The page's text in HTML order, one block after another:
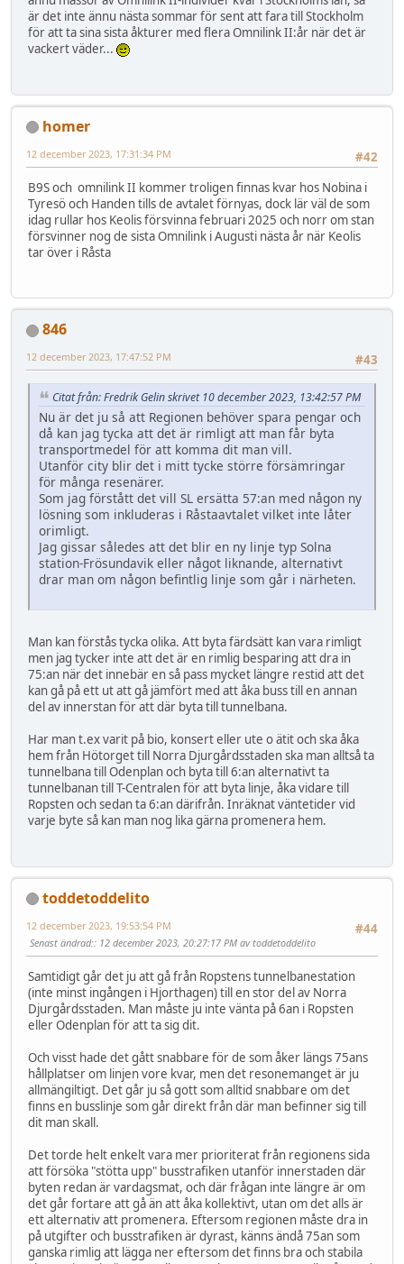
är det inte ännu nästa sommar för sent att fara till Stockholm
för att ta sina sista åkturer med flera Omnilink II:år när det är
vackert väder...
homer
#42
12 december 2023, 17:31:34 PM
B9S och omnilink II kommer troligen finnas kvar hos Nobina i
Tyresö och Handen tills de avtalet förnyas, dock lär väl de som
idag rullar hos Keolis försvinna februari 2025 och norr om stan
försvinner nog de sista Omnilink i Augusti nästa år när Keolis
tar över i Råsta
846
#43
12 december 2023, 17:47:52 PM
Citat från: Fredrik Gelin skrivet 10 december 2023, 13:42:57 PM
Nu är det ju så att Regionen behöver spara pengar och
då kan jag tycka att det är rimligt att man får byta
transportmedel för att komma dit man vill.
Utanför city blir det i mitt tycke större försämringar
för många resenärer.
Som jag förstått det vill SL ersätta 57:an med någon ny
lösning som inkluderas i Råstaavtalet vilket inte låter
orimligt.
Jag gissar således att det blir en ny linje typ Solna
station-Frösundavik eller något liknande, alternativt
drar man om någon befintlig linje som går i närheten.
Man kan förstås tycka olika. Att byta färdsätt kan vara rimligt
men jag tycker inte att det är en rimlig besparing att dra in
75:an när det innebär en så pass mycket längre restid att det
kan gå på ett ut att gå jämfört med att åka buss till en annan
del av innerstan för att där byta till tunnelbana.
Har man t.ex varit på bio, konsert eller ute o ätit och ska åka
hem från Hötorget till Norra Djurgårdsstaden ska man alltså ta
tunnelbana till Odenplan och byta till 6:an alternativt ta
tunnelbanan till T-Centralen för att byta linje, åka vidare till
Ropsten och sedan ta 6:an därifrån. Inräknat väntetider vid
varje byte så kan man nog lika gärna promenera hem.
toddetoddelito
#44
12 december 2023, 19:53:54 PM
Senast ändrad:: 12 december 2023, 20:27:17 PM av toddetoddelito
Samtidigt går det ju att gå från Ropstens tunnelbanestation
(inte minst ingången i Hjorthagen) till en stor del av Norra
Djurgårdsstaden. Man måste ju inte vänta på 6an i Ropsten
eller Odenplan för att ta sig dit.
Och visst hade det gått snabbare för de som åker längs 75ans
hållplatser om linjen vore kvar, men det resonemanget är ju
allmängiltigt. Det går ju så gott som alltid snabbare om det
finns en busslinje som går direkt från där man befinner sig till
dit man skall.
Det torde helt enkelt vara mer prioriterat från regionens sida
att försöka "stötta upp" busstrafiken utanför innerstaden där
byten redan är vardagsmat, och där frågan inte längre är om
det går fortare att gå än att åka kollektivt, utan om det alls är
ett alternativ att promenera. Eftersom regionen måste dra in
på utgifter och busstrafiken är dyrast, känns ändå 75an som
ganska rimlig att lägga ner eftersom det finns bra och stabila